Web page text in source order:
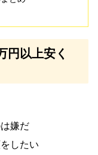
円以上安く
嫌だ
したい